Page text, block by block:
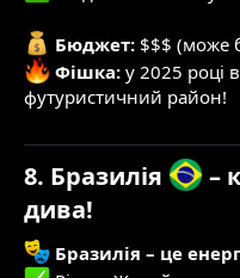
Бюджет: $$$ (може
Фішка: у 2025 році
футуристичний район!
8. Бразилія
–
дива!
Бразилія – це